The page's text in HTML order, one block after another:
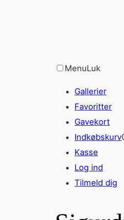
MenuLuk
Gallerier
Favoritter
Gavekort
Indkøbskurv
Kasse
Log ind
Tilmeld dig